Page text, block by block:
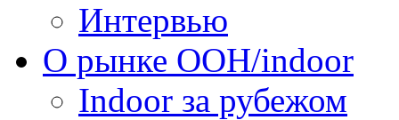
Интервью
О рынке OOH/indoor
Indoor за рубежом